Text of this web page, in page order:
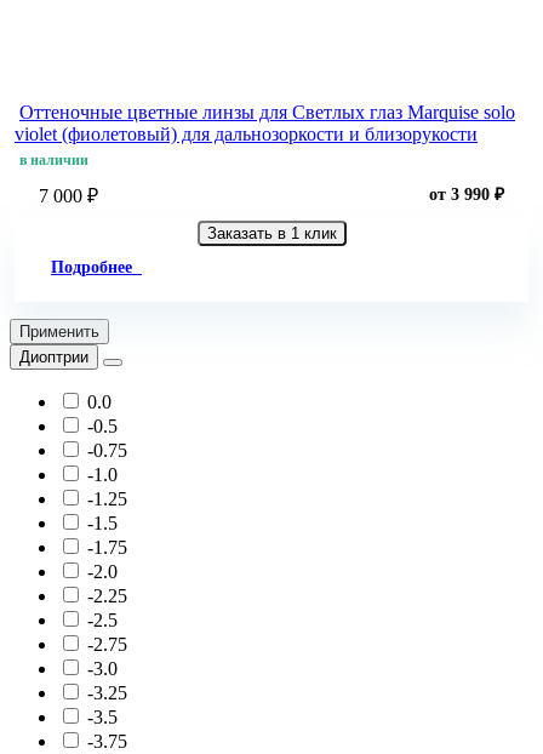
Оттеночные цветные линзы для Светлых глаз Marquise solo
violet (фиолетовый) для дальнозоркости и близорукости
в наличии
7 000 ₽ от 3 990 ₽
Заказать в 1 клик
Подробнее
Применить
Диоптрии
0.0
-0.5
-0.75
-1.0
-1.25
-1.5
-1.75
-2.0
-2.25
-2.5
-2.75
-3.0
-3.25
-3.5
-3.75